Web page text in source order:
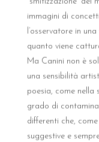
immagini di
l’osservatore in
quanto viene
Ma Canini non è
una sensibilità
poesia, come nella
grado di
differenti che,
suggestive e